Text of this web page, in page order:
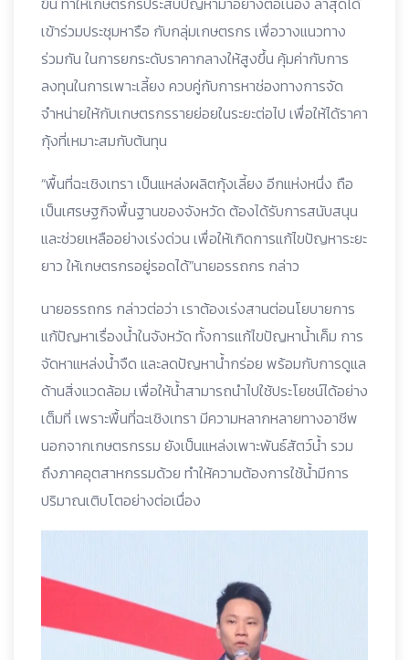
ขึ้น ทำให้เกษตรกรประสบปัญหามาอย่างต่อเนื่อง ล่าสุดได้
เข้าร่วมประชุมหารือ กับกลุ่มเกษตรกร เพื่อวางแนวทาง
ร่วมกัน ในการยกระดับราคากลางให้สูงขึ้น คุ้มค่ากับการ
ลงทุนในการเพาะเลี้ยง ควบคู่กับการหาช่องทางการจัด
จำหน่ายให้กับเกษตรกรรายย่อยในระยะต่อไป เพื่อให้ได้ราคา
กุ้งที่เหมาะสมกับต้นทุน
“พื้นที่ฉะเชิงเทรา เป็นแหล่งผลิตกุ้งเลี้ยง อีกแห่งหนึ่ง ถือ
เป็นเศรษฐกิจพื้นฐานของจังหวัด ต้องได้รับการสนับสนุน
และช่วยเหลืออย่างเร่งด่วน เพื่อให้เกิดการแก้ไขปัญหาระยะ
ยาว ให้เกษตรกรอยู่รอดได้”นายอรรถกร กล่าว
นายอรรถกร กล่าวต่อว่า เราต้องเร่งสานต่อนโยบายการ
แก้ปัญหาเรื่องน้ำในจังหวัด ทั้งการแก้ไขปัญหาน้ำเค็ม การ
จัดหาแหล่งน้ำจืด และลดปัญหาน้ำกร่อย พร้อมกับการดูแล
ด้านสิ่งแวดล้อม เพื่อให้น้ำสามารถนำไปใช้ประโยชน์ได้อย่าง
เต็มที่ เพราะพื้นที่ฉะเชิงเทรา มีความหลากหลายทางอาชีพ
นอกจากเกษตรกรรม ยังเป็นแหล่งเพาะพันธ์สัตว์น้ำ รวม
ถึงภาคอุตสาหกรรมด้วย ทำให้ความต้องการใช้น้ำมีการ
ปริมาณเติบโตอย่างต่อเนื่อง